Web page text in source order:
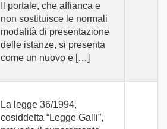
Il portale, che affianca e
non sostituisce le normali
modalità di presentazione
delle istanze, si presenta
come un nuovo e […]
La legge 36/1994,
cosiddetta “Legge Galli”,